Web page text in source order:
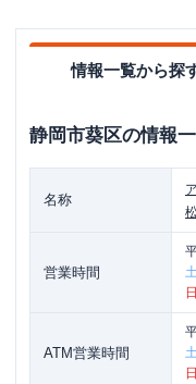
情報一覧から探
静岡市葵区の情報
名称
営業時間
ATM営業時間